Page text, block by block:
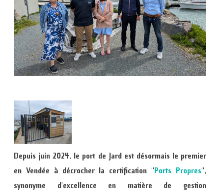
Depuis juin 2024, le port de Jard est désormais le premier
en Vendée à décrocher la certification "Ports Propres",
synonyme d'excellence en matière de gestion